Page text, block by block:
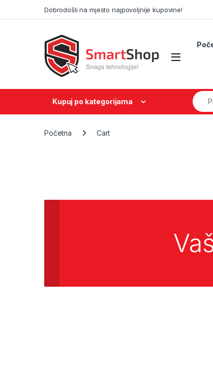
Dobrodošli na mjesto najpovoljnije kupovine!
Kupuj po kategorijama
Početna Cart